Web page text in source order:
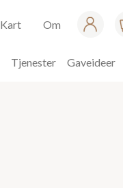
Kart Om
Tjenester Gaveideer